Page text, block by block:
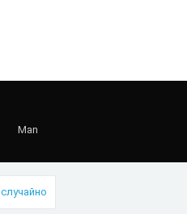
Man
случайно